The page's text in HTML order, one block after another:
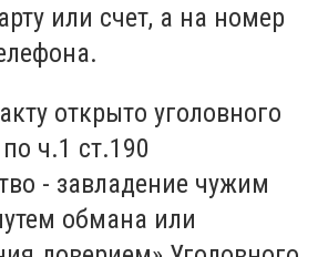
или счет, а на номер
открыто уголовного
ч.1 ст.190
- завладение чужим
обмана или